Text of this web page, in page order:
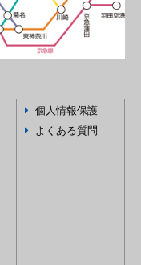
個人情報保護
よくある質問